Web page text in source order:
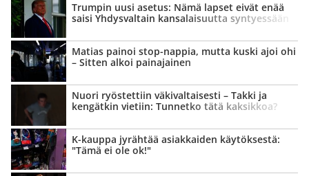
Trumpin uusi asetus: Nämä lapset eivät enää
saisi Yhdysvaltain kansalaisuutta syntyessään
Matias painoi stop-nappia, mutta kuski ajoi ohi
– Sitten alkoi painajainen
Nuori ryöstettiin väki­valtaisesti – Takki ja
kengätkin vietiin: Tunnetko tätä kaksikkoa?
K-kauppa jyrähtää asiakkaiden käytöksestä:
"Tämä ei ole ok!"